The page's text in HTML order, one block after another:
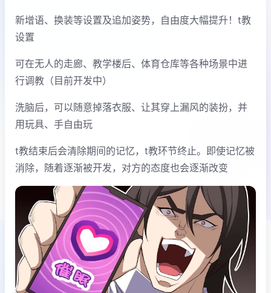
新增语、换装等设置及追加姿势，自由度大幅提升！t教
设置
可在无人的走廊、教学楼后、体育仓库等各种场景中进
行调教（目前开发中）
洗脑后，可以随意掉落衣服、让其穿上漏风的装扮，并
用玩具、手自由玩
t教结束后会清除期间的记忆，t教环节终止。即使记忆被
消除，随着逐渐被开发，对方的态度也会逐渐改变